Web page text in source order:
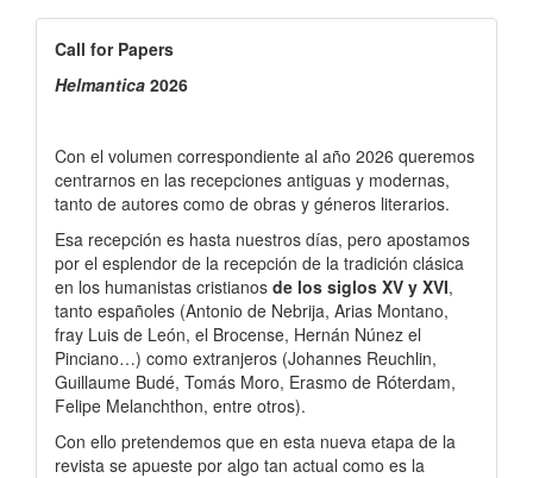
for
Papers
Call for Papers
Helmantica 2026
Con el volumen correspondiente al año 2026 queremos
centrarnos en las recepciones antiguas y modernas,
tanto de autores como de obras y géneros literarios.
Esa recepción es hasta nuestros días, pero apostamos
por el esplendor de la recepción de la tradición clásica
en los humanistas cristianos de los siglos XV y XVI,
tanto españoles (Antonio de Nebrija, Arias Montano,
fray Luis de León, el Brocense, Hernán Núnez el
Pinciano…) como extranjeros (Johannes Reuchlin,
Guillaume Budé, Tomás Moro, Erasmo de Róterdam,
Felipe Melanchthon, entre otros).
Con ello pretendemos que en esta nueva etapa de la
revista se apueste por algo tan actual como es la